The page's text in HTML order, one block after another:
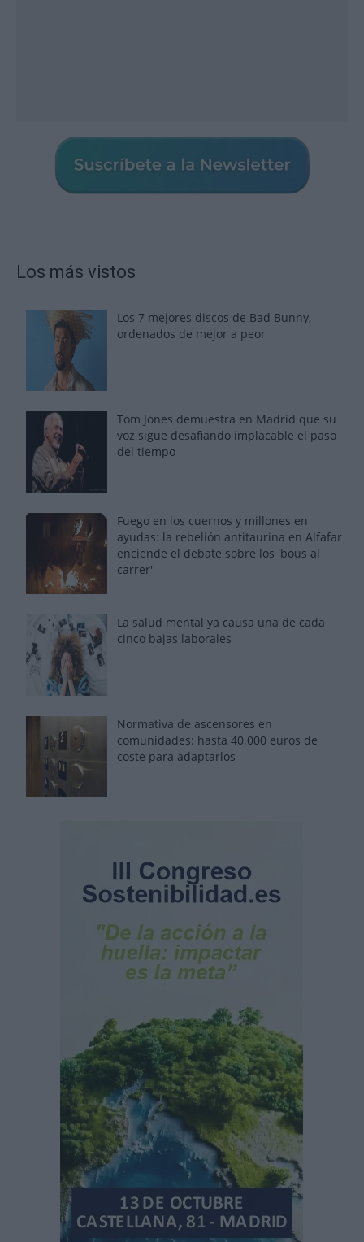
Los más vistos
Los 7 mejores discos de Bad Bunny,
ordenados de mejor a peor
Tom Jones demuestra en Madrid que su
voz sigue desafiando implacable el paso
del tiempo
Fuego en los cuernos y millones en
ayudas: la rebelión antitaurina en Alfafar
enciende el debate sobre los 'bous al
carrer'
La salud mental ya causa una de cada
cinco bajas laborales
Normativa de ascensores en
comunidades: hasta 40.000 euros de
coste para adaptarlos